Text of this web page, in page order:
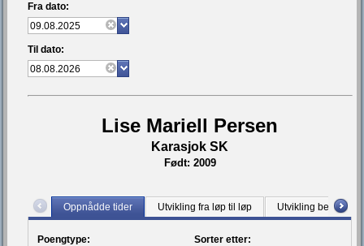
Fra dato:
Til dato:
Lise Mariell Persen
Karasjok SK
Født: 2009
Oppnådde tider Utvikling fra løp til løp Utvikling bestetid
Poengtype: Sorter etter: